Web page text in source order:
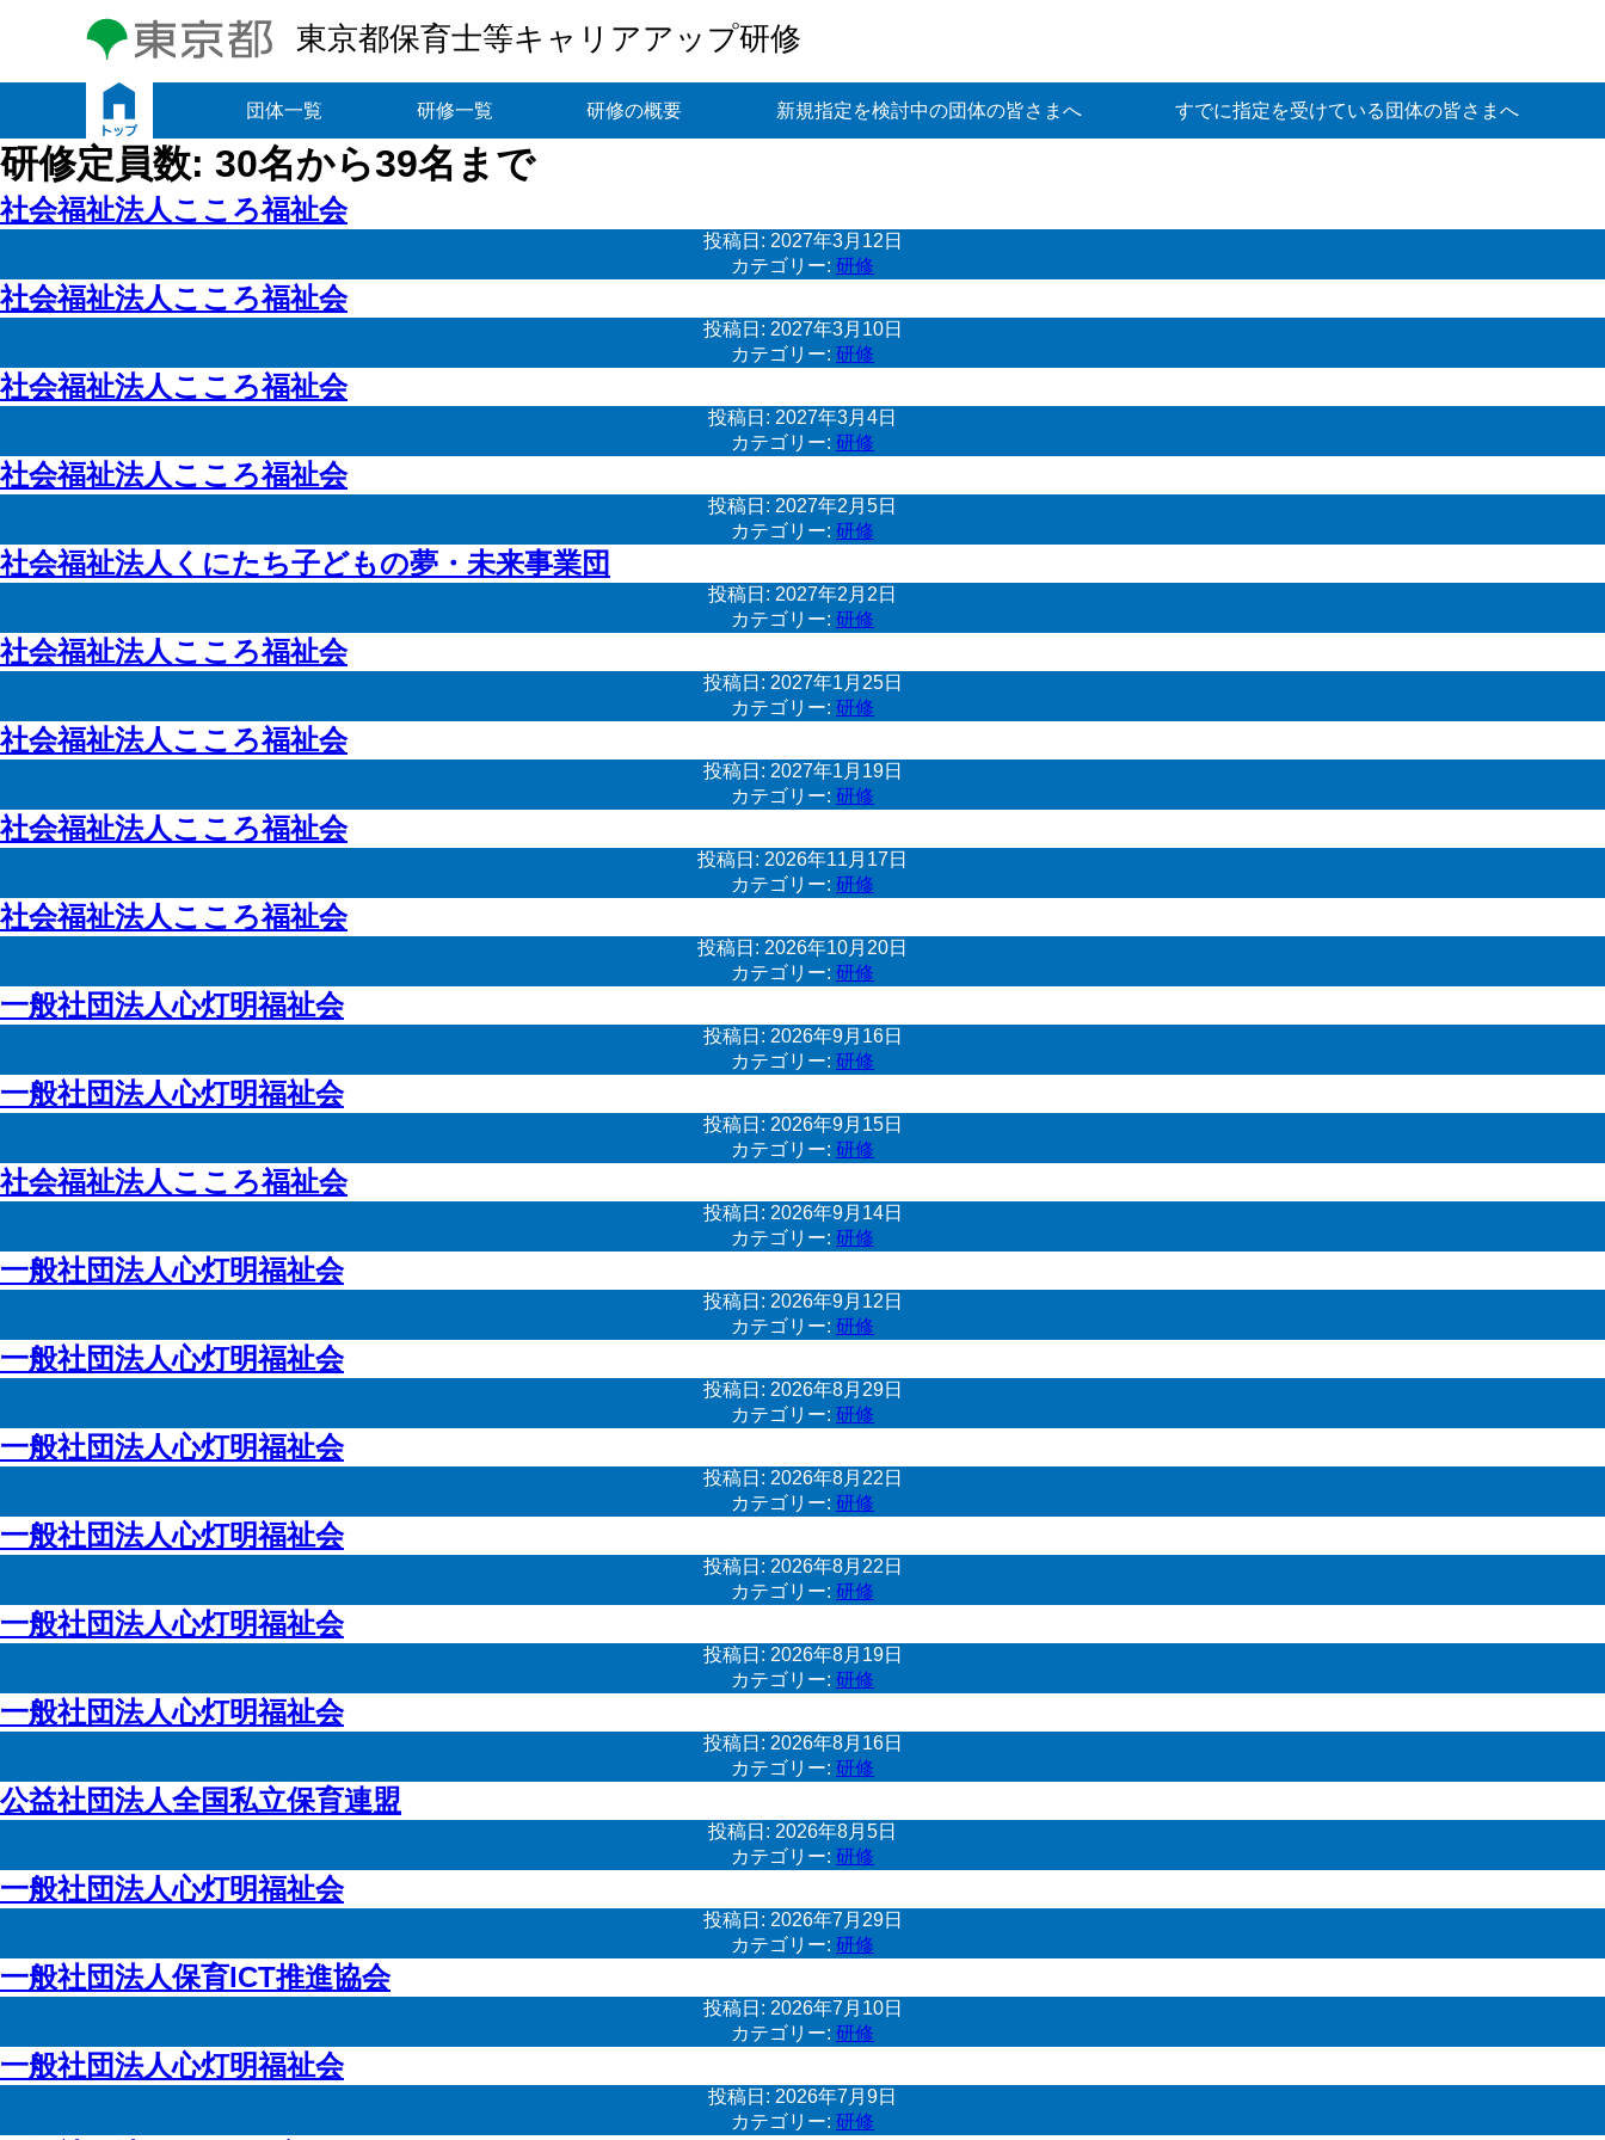
東京都保育士等キャリアアップ研修
団体一覧 研修一覧 研修の概要 新規指定を検討中の団体の皆さまへ すでに指定を受けている団体の皆さまへ
研修定員数: 30名から39名まで
社会福祉法人こころ福祉会
投稿日: 2027年3月12日
カテゴリー: 研修
社会福祉法人こころ福祉会
投稿日: 2027年3月10日
カテゴリー: 研修
社会福祉法人こころ福祉会
投稿日: 2027年3月4日
カテゴリー: 研修
社会福祉法人こころ福祉会
投稿日: 2027年2月5日
カテゴリー: 研修
社会福祉法人くにたち子どもの夢・未来事業団
投稿日: 2027年2月2日
カテゴリー: 研修
社会福祉法人こころ福祉会
投稿日: 2027年1月25日
カテゴリー: 研修
社会福祉法人こころ福祉会
投稿日: 2027年1月19日
カテゴリー: 研修
社会福祉法人こころ福祉会
投稿日: 2026年11月17日
カテゴリー: 研修
社会福祉法人こころ福祉会
投稿日: 2026年10月20日
カテゴリー: 研修
一般社団法人心灯明福祉会
投稿日: 2026年9月16日
カテゴリー: 研修
一般社団法人心灯明福祉会
投稿日: 2026年9月15日
カテゴリー: 研修
社会福祉法人こころ福祉会
投稿日: 2026年9月14日
カテゴリー: 研修
一般社団法人心灯明福祉会
投稿日: 2026年9月12日
カテゴリー: 研修
一般社団法人心灯明福祉会
投稿日: 2026年8月29日
カテゴリー: 研修
一般社団法人心灯明福祉会
投稿日: 2026年8月22日
カテゴリー: 研修
一般社団法人心灯明福祉会
投稿日: 2026年8月22日
カテゴリー: 研修
一般社団法人心灯明福祉会
投稿日: 2026年8月19日
カテゴリー: 研修
一般社団法人心灯明福祉会
投稿日: 2026年8月16日
カテゴリー: 研修
公益社団法人全国私立保育連盟
投稿日: 2026年8月5日
カテゴリー: 研修
一般社団法人心灯明福祉会
投稿日: 2026年7月29日
カテゴリー: 研修
一般社団法人保育ICT推進協会
投稿日: 2026年7月10日
カテゴリー: 研修
一般社団法人心灯明福祉会
投稿日: 2026年7月9日
カテゴリー: 研修